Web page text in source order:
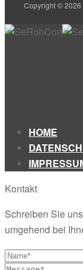
Copyright © 2026
HOME
Kontakt
Schreiben Sie
umgehend bei